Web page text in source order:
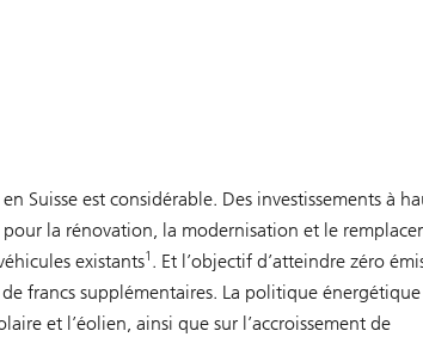
Suisse est considérable. Des investissements à
la rénovation, la modernisation et le
existants1 . Et l’objectif d’atteindre zéro
francs supplémentaires. La politique
et l’éolien, ainsi que sur l’accroissement de